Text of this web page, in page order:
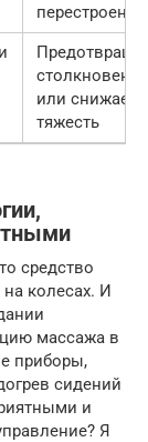
перестроении
столкновения
или снижает
тяжесть
средство
колесах. И
массажа в
приборы,
сидений
и
Я